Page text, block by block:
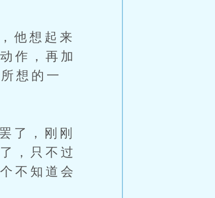
他想起来
作，再加
想的一
，刚刚
，只不过
不知道会